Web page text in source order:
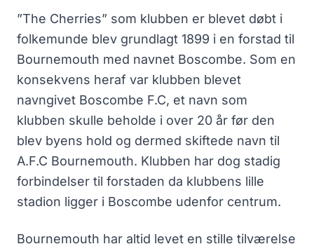
”The Cherries” som klubben er blevet døbt i
folkemunde blev grundlagt 1899 i en forstad til
Bournemouth med navnet Boscombe. Som en
konsekvens heraf var klubben blevet
navngivet Boscombe F.C, et navn som
klubben skulle beholde i over 20 år før den
blev byens hold og dermed skiftede navn til
A.F.C Bournemouth. Klubben har dog stadig
forbindelser til forstaden da klubbens lille
stadion ligger i Boscombe udenfor centrum.
Bournemouth har altid levet en stille tilværelse